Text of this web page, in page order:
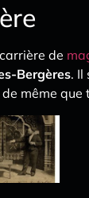
de
Bergères. Il
même que